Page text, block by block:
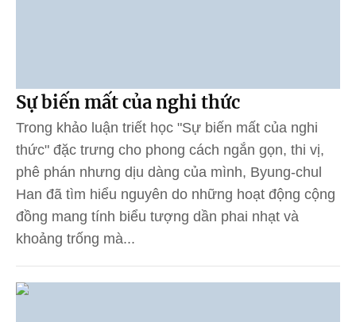
Sự biến mất của nghi thức
Trong khảo luận triết học "Sự biến mất của nghi
thức" đặc trưng cho phong cách ngắn gọn, thi vị,
phê phán nhưng dịu dàng của mình, Byung-chul
Han đã tìm hiểu nguyên do những hoạt động cộng
đồng mang tính biểu tượng dần phai nhạt và
khoảng trống mà...